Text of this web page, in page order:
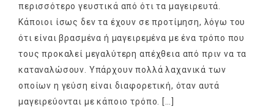
περισσότερο γευστικά από ότι τα μαγειρευτά.
Κάποιοι ίσως δεν τα έχουν σε προτίμηση, λόγω του
ότι είναι βρασμένα ή μαγειρεμένα με ένα τρόπο που
τους προκαλεί μεγαλύτερη απέχθεια από πριν να τα
καταναλώσουν. Υπάρχουν πολλά λαχανικά των
οποίων η γεύση είναι διαφορετική, όταν αυτά
μαγειρεύονται με κάποιο τρόπο. […]